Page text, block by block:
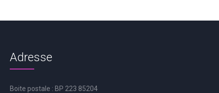
Adresse
Boite postale : BP 223 85204